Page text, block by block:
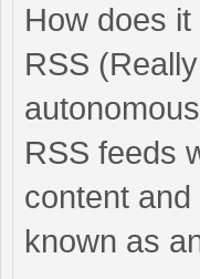
How does
RSS
RSS feeds
content
known as